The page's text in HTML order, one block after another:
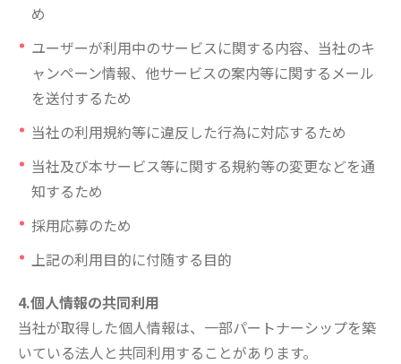
め
ユーザーが利用中のサービスに関する内容、当社のキ
ャンペーン情報、他サービスの案内等に関するメール
を送付するため
当社の利用規約等に違反した行為に対応するため
当社及び本サービス等に関する規約等の変更などを通
知するため
採用応募のため
上記の利用目的に付随する目的
4.個人情報の共同利用
当社が取得した個人情報は、一部パートナーシップを築
いている法人と共同利用することがあります。